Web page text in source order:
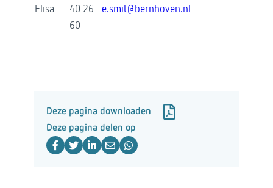
Elisa
40 26
60
e.smit@bernhoven.nl
Deze pagina downloaden
Deze pagina delen op